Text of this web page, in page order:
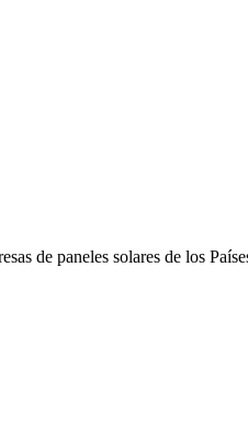
de paneles solares de los